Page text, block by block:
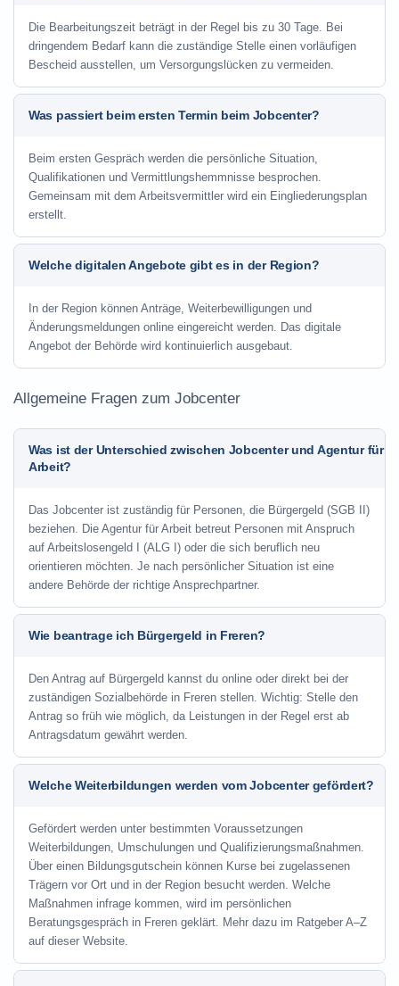
Die Bearbeitungszeit beträgt in der Regel bis zu 30 Tage. Bei
dringendem Bedarf kann die zuständige Stelle einen vorläufigen
Bescheid ausstellen, um Versorgungslücken zu vermeiden.
Was passiert beim ersten Termin beim Jobcenter?
Beim ersten Gespräch werden die persönliche Situation,
Qualifikationen und Vermittlungshemmnisse besprochen.
Gemeinsam mit dem Arbeitsvermittler wird ein Eingliederungsplan
erstellt.
Welche digitalen Angebote gibt es in der Region?
In der Region können Anträge, Weiterbewilligungen und
Änderungsmeldungen online eingereicht werden. Das digitale
Angebot der Behörde wird kontinuierlich ausgebaut.
Allgemeine Fragen zum Jobcenter
Was ist der Unterschied zwischen Jobcenter und Agentur für
Arbeit?
Das Jobcenter ist zuständig für Personen, die Bürgergeld (SGB II)
beziehen. Die Agentur für Arbeit betreut Personen mit Anspruch
auf Arbeitslosengeld I (ALG I) oder die sich beruflich neu
orientieren möchten. Je nach persönlicher Situation ist eine
andere Behörde der richtige Ansprechpartner.
Wie beantrage ich Bürgergeld in Freren?
Den Antrag auf Bürgergeld kannst du online oder direkt bei der
zuständigen Sozialbehörde in Freren stellen. Wichtig: Stelle den
Antrag so früh wie möglich, da Leistungen in der Regel erst ab
Antragsdatum gewährt werden.
Welche Weiterbildungen werden vom Jobcenter gefördert?
Gefördert werden unter bestimmten Voraussetzungen
Weiterbildungen, Umschulungen und Qualifizierungsmaßnahmen.
Über einen Bildungsgutschein können Kurse bei zugelassenen
Trägern vor Ort und in der Region besucht werden. Welche
Maßnahmen infrage kommen, wird im persönlichen
Beratungsgespräch in Freren geklärt. Mehr dazu im Ratgeber A–Z
auf dieser Website.